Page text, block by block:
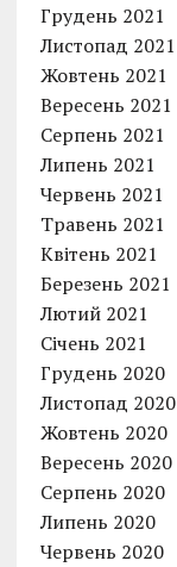
Грудень 2021
Листопад 2021
Жовтень 2021
Вересень 2021
Серпень 2021
Липень 2021
Червень 2021
Травень 2021
Квітень 2021
Березень 2021
Лютий 2021
Січень 2021
Грудень 2020
Листопад 2020
Жовтень 2020
Вересень 2020
Серпень 2020
Липень 2020
Червень 2020